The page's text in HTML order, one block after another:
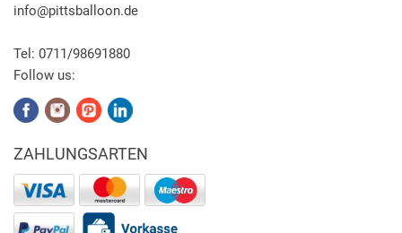
info@pittsballoon.de
Tel: 0711/98691880
Follow us:
ZAHLUNGSARTEN